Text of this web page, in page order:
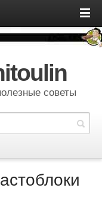
советы